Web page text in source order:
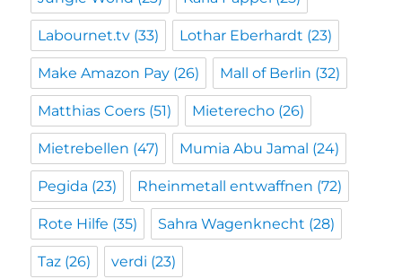
Labournet.tv (33) Lothar Eberhardt (23)
Make Amazon Pay (26) Mall of Berlin (32)
Matthias Coers (51) Mieterecho (26)
Mietrebellen (47) Mumia Abu Jamal (24)
Pegida (23) Rheinmetall entwaffnen (72)
Rote Hilfe (35) Sahra Wagenknecht (28)
Taz (26) verdi (23)